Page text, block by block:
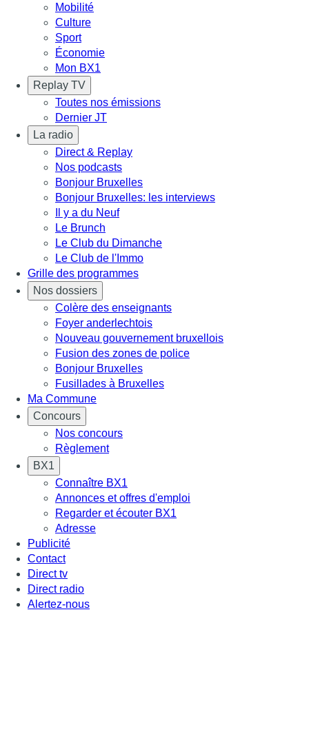
Mobilité
Culture
Sport
Économie
Mon BX1
Replay TV
Toutes nos émissions
Dernier JT
La radio
Direct & Replay
Nos podcasts
Bonjour Bruxelles
Bonjour Bruxelles: les interviews
Il y a du Neuf
Le Brunch
Le Club du Dimanche
Le Club de l'Immo
Grille des programmes
Nos dossiers
Colère des enseignants
Foyer anderlechtois
Nouveau gouvernement bruxellois
Fusion des zones de police
Bonjour Bruxelles
Fusillades à Bruxelles
Ma Commune
Concours
Nos concours
Règlement
BX1
Connaître BX1
Annonces et offres d'emploi
Regarder et écouter BX1
Adresse
Publicité
Contact
Direct tv
Direct radio
Alertez-nous